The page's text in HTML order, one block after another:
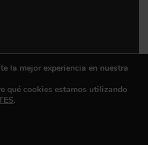
de Cookies
la mejor experiencia en nuestra
qué cookies estamos utilizando
.